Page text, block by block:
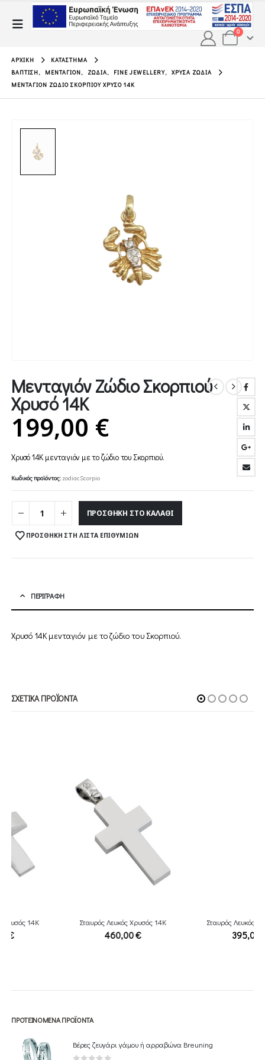
0
ΑΡΧΙΚΉ
ΚΑΤΆΣΤΗΜΑ
ΒΆΠΤΙΣΗ, ΜΕΝΤΑΓΙΌΝ, ΖΏΔΙΑ, FINE JEWELLERY,
ΧΡΥΣΆ ΖΏΔΙΑ
ΜΕΝΤΑΓΙΌΝ ΖΏΔΙΟ ΣΚΟΡΠΙΟΎ ΧΡΥΣΌ 14Κ
Μενταγιόν Ζώδιο Σκορπιού
Χρυσό 14Κ
199,00 €
Χρυσό 14Κ μενταγιόν με το ζώδιο του Σκορπιού.
Κωδικός προϊόντος: zodiacScorpio
ΠΡΟΣΘΉΚΗ ΣΤΟ ΚΑΛΆΘΙ
ΠΡΟΣΘΉΚΗ ΣΤΗ ΛΊΣΤΑ ΕΠΙΘΥΜΙΏΝ
ΠΕΡΙΓΡΑΦΉ
Χρυσό 14Κ μενταγιόν με το ζώδιο του Σκορπιού.
ΣΧΕΤΙΚΆ ΠΡΟΪΌΝΤΑ
Σταυρός Λευκός Χρυσός 14Κ Σταυρός Λευκός Χρυσός 14Κ
ΠΡΟΤΕΙΝΌΜΕΝΑ ΠΡΟΪΌΝΤΑ
Βέρες ζευγάρι γάμου ή αρραβώνα Breuning